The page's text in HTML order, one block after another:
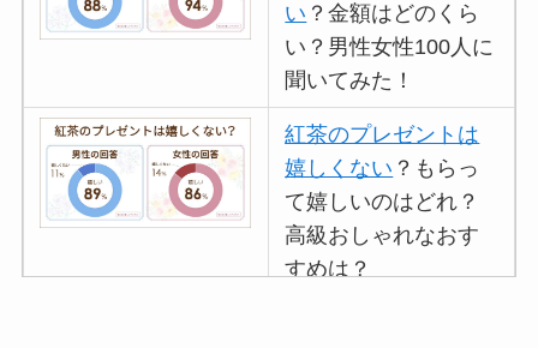
い ？金額はどのくら
い？男性女性100人に
聞いてみた！
紅茶のプレゼントは
嬉しくない ？もらっ
て嬉しいのはどれ？
高級おしゃれなおす
すめは？